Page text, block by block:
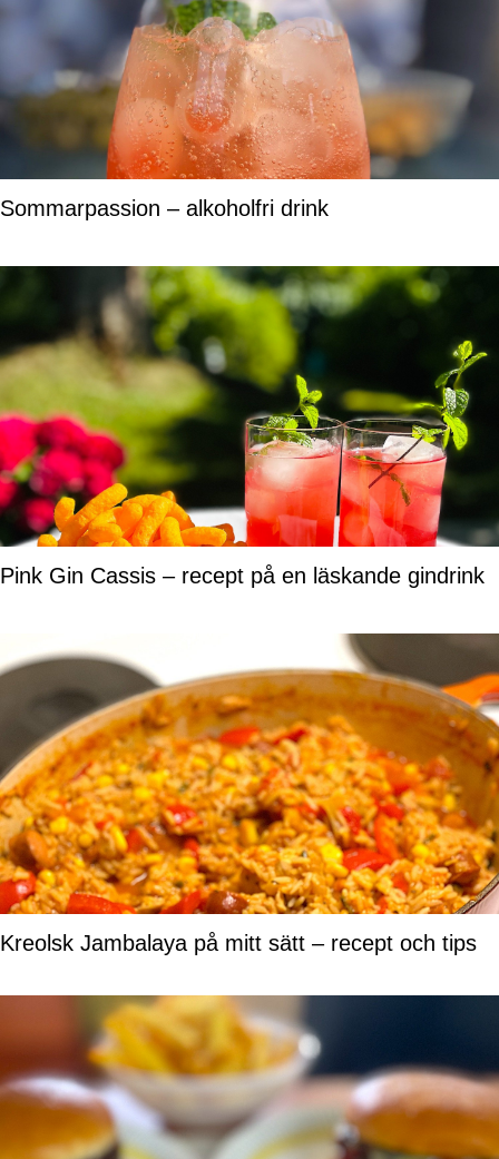
Sommarpassion – alkoholfri drink
Pink Gin Cassis – recept på en läskande gindrink
Kreolsk Jambalaya på mitt sätt – recept och tips